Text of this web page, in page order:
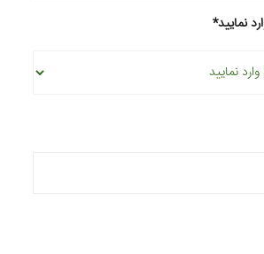
نمایید